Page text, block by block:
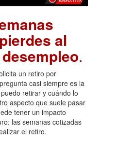
al
.
un retiro por
casi siempre es la
retirar y cuándo lo
aspecto que suele pasar
tener un impacto
las semanas cotizadas
el retiro.